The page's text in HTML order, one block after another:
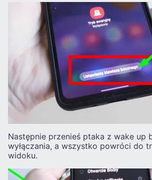
Następnie przenieś ptaka z wake up
wyłączania, a wszystko powróci do
widoku.